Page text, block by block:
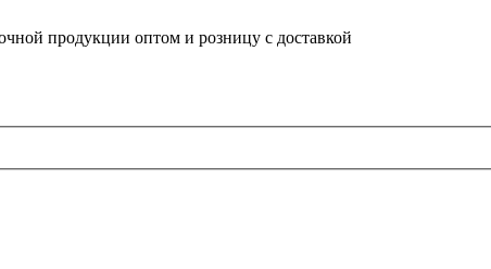
продукции оптом и розницу с доставкой